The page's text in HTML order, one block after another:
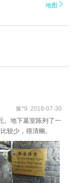
地图 
豫*9 2018-07-30
。地下墓室陈列了一
较少，很清幽。